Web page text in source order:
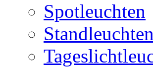
Spotleuchten